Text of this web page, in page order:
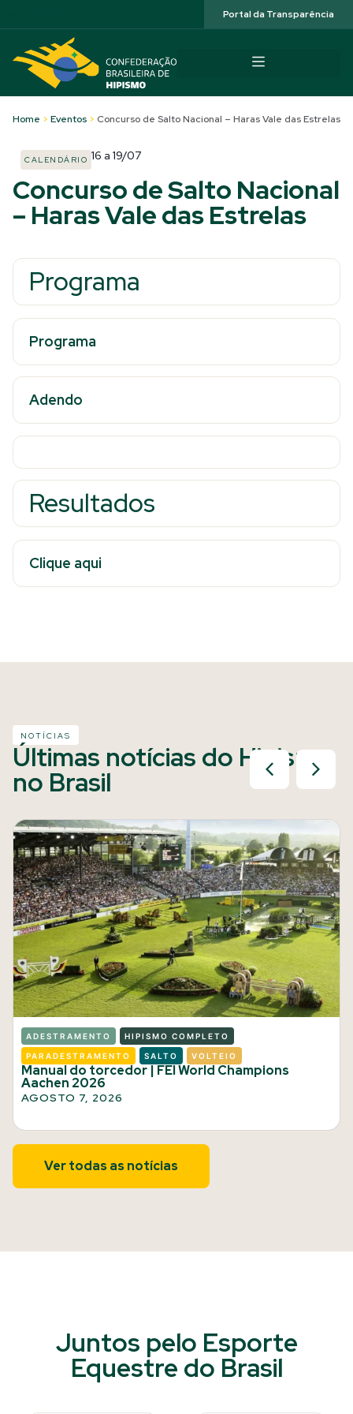
Portal da Transparência
Home > Eventos > Concurso de Salto Nacional – Haras Vale das Estrelas
CALENDÁRIO 16 a 19/07
Concurso de Salto Nacional
– Haras Vale das Estrelas
Programa
Programa
Adendo
Resultados
Clique aqui
NOTÍCIAS
Últimas notícias do Hipismo
no Brasil
ADESTRAMENTO HIPISMO COMPLETO
PARADESTRAMENTO SALTO VOLTEIO
Manual do torcedor | FEI World Champions
Aachen 2026
AGOSTO 7, 2026
Ver todas as notícias
Juntos pelo Esporte
Equestre do Brasil​